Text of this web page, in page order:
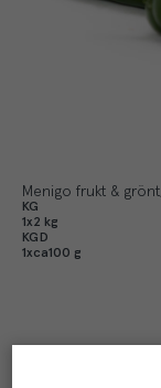
Menigo frukt & grönt
KG
1x2 kg
KGD
1xca100 g